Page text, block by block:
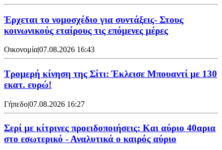
Έρχεται το νομοσχέδιο για συντάξεις- Στους
κοινωνικούς εταίρους τις επόμενες μέρες
Οικονομία|07.08.2026 16:43
Τρομερή κίνηση της Σίτι: Έκλεισε Μπουαντί με 130
εκατ. ευρώ!
Γήπεδο|07.08.2026 16:27
Σερί με κίτρινες προειδοποιήσεις: Και αύριο 40αρια
στο εσωτερικό - Αναλυτικά ο καιρός αύριο